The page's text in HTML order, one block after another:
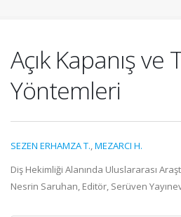
Açık Kapanış ve
Yöntemleri
SEZEN ERHAMZA T.,MEZARCI H.
Diş Hekimliği Alanında Uluslararası
Nesrin Saruhan, Editör, Serüven